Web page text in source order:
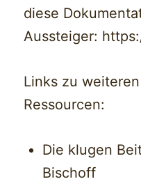
diese
Aussteiger:
Links zu
Ressourcen:
Die klugen
Bischoff